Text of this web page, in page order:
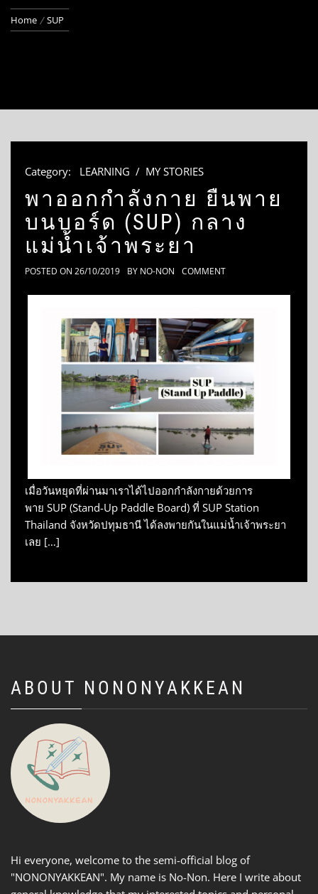
Home SUP
Category: LEARNING / MY STORIES
พาออกกำลังกาย ยืนพาย
บนบอร์ด (SUP) กลาง
แม่น้ำเจ้าพระยา
POSTED ON 26/10/2019 BY NO-NON COMMENT
เมื่อวันหยุดที่ผ่านมาเราได้ไปออกกำลังกายด้วยการ
พาย SUP (Stand-Up Paddle Board) ที่ SUP Station
Thailand จังหวัดปทุมธานี ได้ลงพายกันในแม่น้ำเจ้าพระยา
เลย […]
ABOUT NONONYAKKEAN
Hi everyone, welcome to the semi-official blog of
"NONONYAKKEAN". My name is No-Non. Here I write about